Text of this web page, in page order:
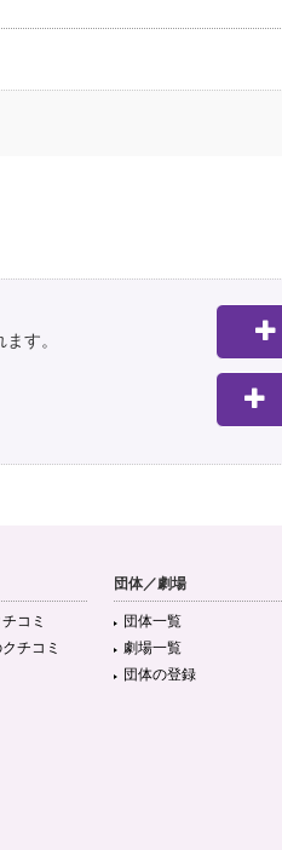
す。
コミ
チコミ
団体／劇場
団体一覧
劇場一覧
団体の登録